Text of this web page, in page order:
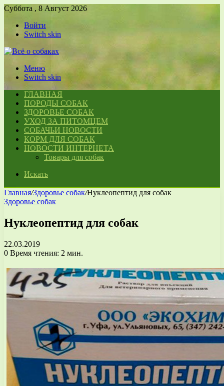
Суббота , 8 Август 2026
Войти
Switch skin
Меню
Switch skin
ГЛАВНАЯ
ПОРОДЫ СОБАК
ЗДОРОВЬЕ СОБАК
УХОД ЗА ПИТОМЦЕМ
СОБАЧЬИ НОВОСТИ
КОРМ ДЛЯ СОБАК
НОВОСТИ ИНТЕРНЕТА
Товары для собак
Искать
Главная/Здоровье собак/Нуклеопептид для собак
Здоровье собак
Нуклеопептид для собак
22.03.2019
0 Время чтения: 2 мин.